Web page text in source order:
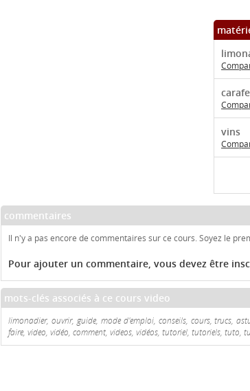
carafe
vins
commentaires
Il n'y a pas encore de commentaires sur ce cours. Soyez le
Pour ajouter un commentaire, vous devez être
mots-clés associés à ce cours video
limonadier, ouvrir, guide, mode d'emploi, conseils, cours, trucs,
faire, video, vidéo, comment, videos, vidéos, tutoriel, tutoriels, tuto,